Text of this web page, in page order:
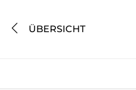
ÜBERSICHT